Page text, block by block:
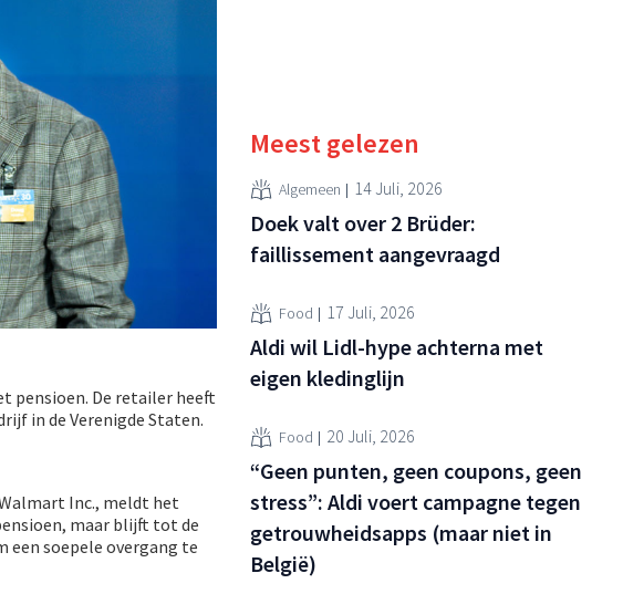
pensioen. De retailer heeft
in de Verenigde Staten.
Inc., meldt het
maar blijft tot de
een soepele overgang te
Meest gelezen
Algemeen 14 Juli, 2026
Doek valt over 2 Brüder:
faillissement aangevraagd
Food 17 Juli, 2026
Aldi wil Lidl-hype achterna met
eigen kledinglijn
Food 20 Juli, 2026
“Geen punten, geen coupons, geen
stress”: Aldi voert campagne tegen
getrouwheidsapps (maar niet in
België)